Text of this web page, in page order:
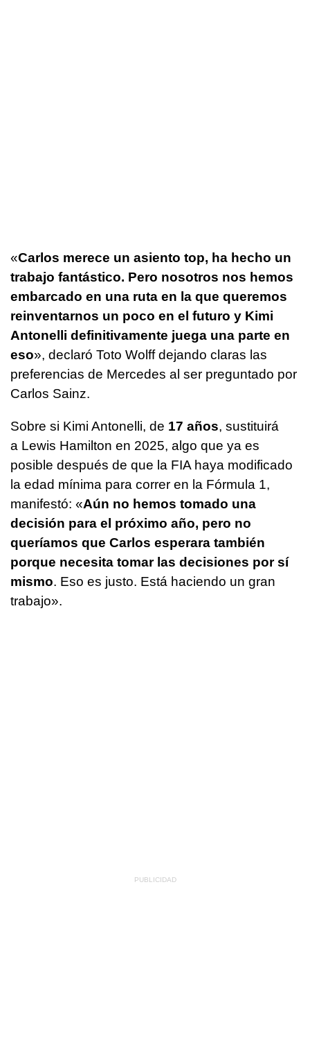
«Carlos merece un asiento top, ha hecho un
trabajo fantástico. Pero nosotros nos hemos
embarcado en una ruta en la que queremos
reinventarnos un poco en el futuro y Kimi
Antonelli definitivamente juega una parte en
eso», declaró Toto Wolff dejando claras las
preferencias de Mercedes al ser preguntado por
Carlos Sainz.
Sobre si Kimi Antonelli, de 17 años, sustituirá
a Lewis Hamilton en 2025, algo que ya es
posible después de que la FIA haya modificado
la edad mínima para correr en la Fórmula 1,
manifestó: «Aún no hemos tomado una
decisión para el próximo año, pero no
queríamos que Carlos esperara también
porque necesita tomar las decisiones por sí
mismo. Eso es justo. Está haciendo un gran
trabajo».